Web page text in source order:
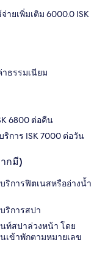
ายเพิ่มเติม 6000.0 ISK
ธรรมเนียม
6800 ต่อคืน
การ ISK 7000 ต่อวัน
กมี)
ริการฟิตเนสหรืออ่างน้ำ
ริการสปา
ท์สปาล่วงหน้า โดย
เข้าพักตามหมายเลข